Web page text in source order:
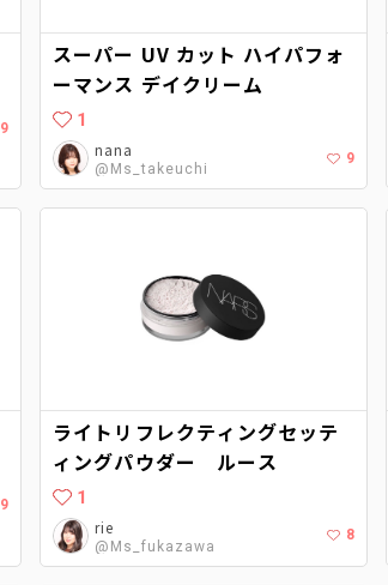
9
スーパー UV カット ハイパフォ
ーマンス デイクリーム
1
nana
@Ms_takeuchi
9
9
ライトリフレクティングセッテ
ィングパウダー ルース
1
rie
@Ms_fukazawa
8